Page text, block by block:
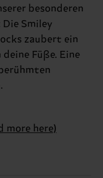
besonderen
Smiley
zaubert ein
Füße. Eine
more here)